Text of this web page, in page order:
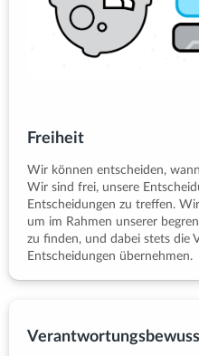
Freiheit
Wir können entscheiden,
Wir sind frei, unsere
Entscheidungen zu treffen.
um im Rahmen unserer
zu finden, und dabei stets die
Entscheidungen übernehmen.